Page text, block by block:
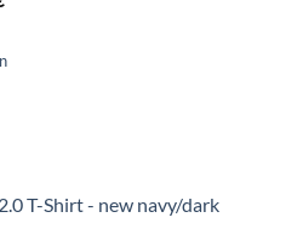
T-Shirt - new navy/dark